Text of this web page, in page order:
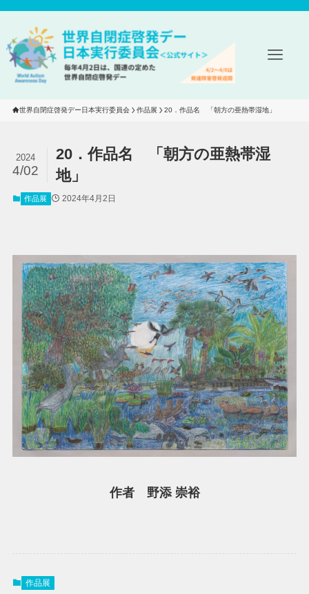
世界自閉症啓発デー日本実行委員会 作品展 20．作品名　「朝方の亜熱帯湿地」
20．作品名 「朝方の亜熱帯湿
地」
2024
4/02
作品展 2024年4月2日
作者 野添 崇裕
作品展